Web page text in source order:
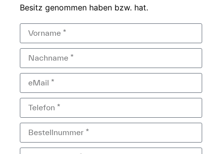
Besitz genommen haben bzw. hat.